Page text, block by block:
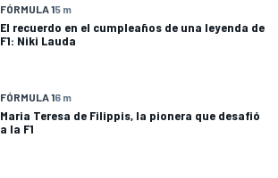
FÓRMULA 15 m
El recuerdo en el cumpleaños de una leyenda de
F1: Niki Lauda
FÓRMULA 16 m
Maria Teresa de Filippis, la pionera que desafió
a la F1